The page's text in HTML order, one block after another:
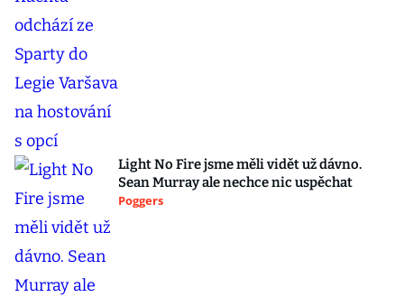
Light No Fire jsme měli vidět už dávno.
Sean Murray ale nechce nic uspěchat
Poggers